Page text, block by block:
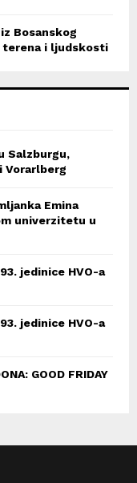
Bosanskog
terena i ljudskosti
Salzburgu,
Vorarlberg
Emina
univerzitetu u
jedinice HVO-a
jedinice HVO-a
GOOD FRIDAY